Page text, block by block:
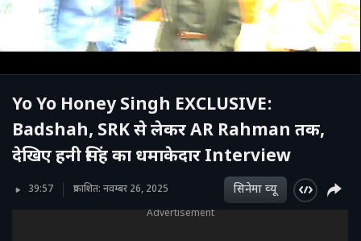
Yo Yo Honey Singh EXCLUSIVE:
Badshah, SRK से लेकर AR Rahman तक,
देखिए हनी सिंह का धमाकेदार Interview
39:57 प्रकाशित: नवम्बर 26, 2025 सिनेमा व्‍यू
Advertisement